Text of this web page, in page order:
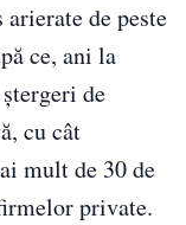
de peste
ce, ani la
de
cu cât
mult de 30 de
private.